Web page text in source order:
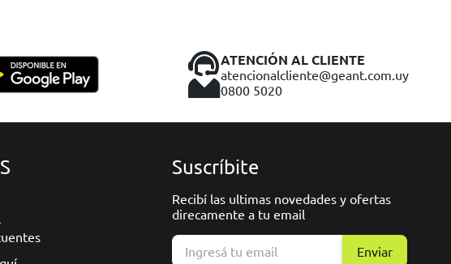
ATENCIÓN AL CLIENTE
atencionalcliente@geant.com.uy
0800 5020
Suscríbite
Recibí las ultimas novedades y ofertas
direcamente a tu email
Enviar